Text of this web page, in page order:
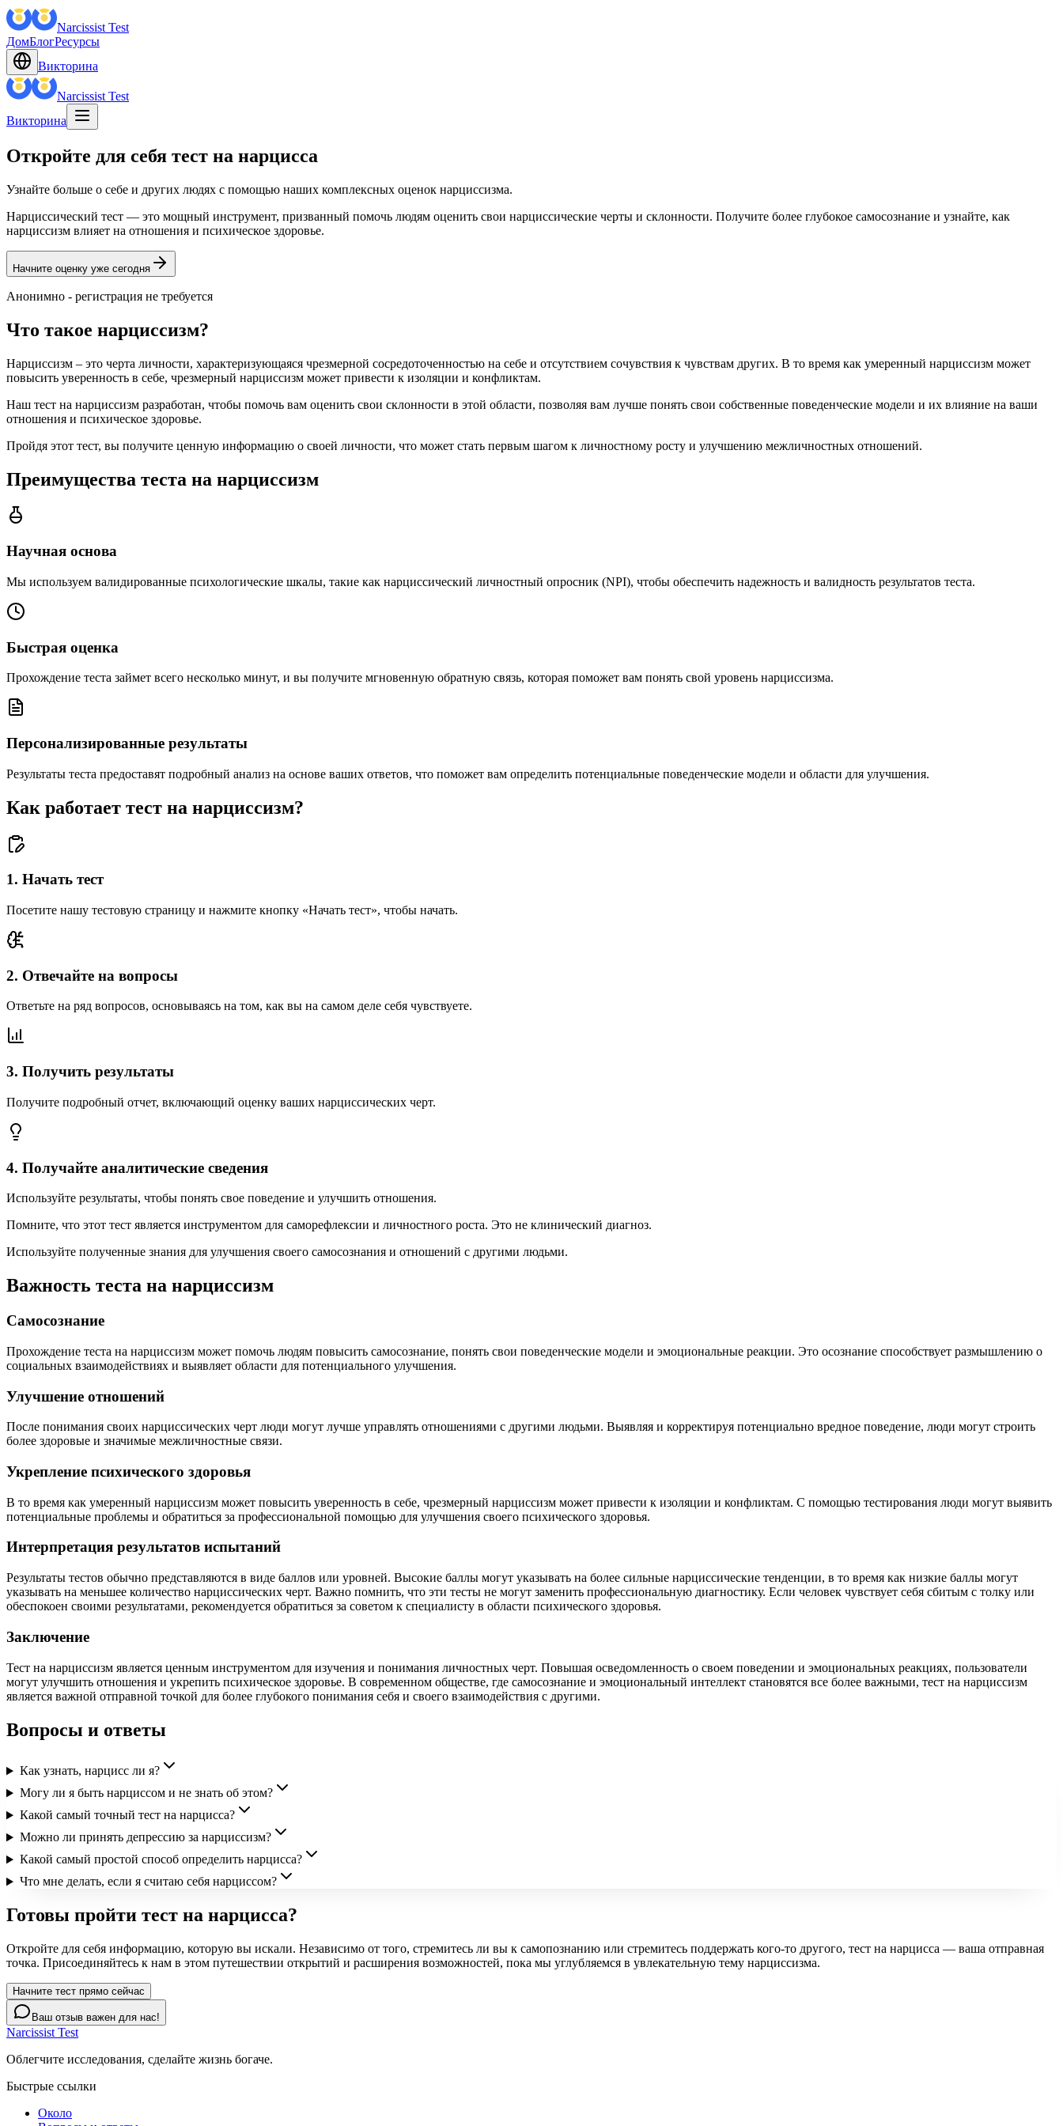
Narcissist Test
ДомБлогРесурсы
Викторина
Narcissist Test
Викторина
Откройте для себя тест на нарцисса
Узнайте больше о себе и других людях с помощью наших комплексных оценок нарциссизма.
Нарциссический тест — это мощный инструмент, призванный помочь людям оценить свои нарциссические черты и склонности. Получите более глубокое самосознание и узнайте, как
нарциссизм влияет на отношения и психическое здоровье.
Начните оценку уже сегодня
Анонимно - регистрация не требуется
Что такое нарциссизм?
Нарциссизм – это черта личности, характеризующаяся чрезмерной сосредоточенностью на себе и отсутствием сочувствия к чувствам других. В то время как умеренный нарциссизм может
повысить уверенность в себе, чрезмерный нарциссизм может привести к изоляции и конфликтам.
Наш тест на нарциссизм разработан, чтобы помочь вам оценить свои склонности в этой области, позволяя вам лучше понять свои собственные поведенческие модели и их влияние на ваши
отношения и психическое здоровье.
Пройдя этот тест, вы получите ценную информацию о своей личности, что может стать первым шагом к личностному росту и улучшению межличностных отношений.
Преимущества теста на нарциссизм
Научная основа
Мы используем валидированные психологические шкалы, такие как нарциссический личностный опросник (NPI), чтобы обеспечить надежность и валидность результатов теста.
Быстрая оценка
Прохождение теста займет всего несколько минут, и вы получите мгновенную обратную связь, которая поможет вам понять свой уровень нарциссизма.
Персонализированные результаты
Результаты теста предоставят подробный анализ на основе ваших ответов, что поможет вам определить потенциальные поведенческие модели и области для улучшения.
Как работает тест на нарциссизм?
1. Начать тест
Посетите нашу тестовую страницу и нажмите кнопку «Начать тест», чтобы начать.
2. Отвечайте на вопросы
Ответьте на ряд вопросов, основываясь на том, как вы на самом деле себя чувствуете.
3. Получить результаты
Получите подробный отчет, включающий оценку ваших нарциссических черт.
4. Получайте аналитические сведения
Используйте результаты, чтобы понять свое поведение и улучшить отношения.
Помните, что этот тест является инструментом для саморефлексии и личностного роста. Это не клинический диагноз.
Используйте полученные знания для улучшения своего самосознания и отношений с другими людьми.
Важность теста на нарциссизм
Самосознание
Прохождение теста на нарциссизм может помочь людям повысить самосознание, понять свои поведенческие модели и эмоциональные реакции. Это осознание способствует размышлению о
социальных взаимодействиях и выявляет области для потенциального улучшения.
Улучшение отношений
После понимания своих нарциссических черт люди могут лучше управлять отношениями с другими людьми. Выявляя и корректируя потенциально вредное поведение, люди могут строить
более здоровые и значимые межличностные связи.
Укрепление психического здоровья
В то время как умеренный нарциссизм может повысить уверенность в себе, чрезмерный нарциссизм может привести к изоляции и конфликтам. С помощью тестирования люди могут выявить
потенциальные проблемы и обратиться за профессиональной помощью для улучшения своего психического здоровья.
Интерпретация результатов испытаний
Результаты тестов обычно представляются в виде баллов или уровней. Высокие баллы могут указывать на более сильные нарциссические тенденции, в то время как низкие баллы могут
указывать на меньшее количество нарциссических черт. Важно помнить, что эти тесты не могут заменить профессиональную диагностику. Если человек чувствует себя сбитым с толку или
обеспокоен своими результатами, рекомендуется обратиться за советом к специалисту в области психического здоровья.
Заключение
Тест на нарциссизм является ценным инструментом для изучения и понимания личностных черт. Повышая осведомленность о своем поведении и эмоциональных реакциях, пользователи
могут улучшить отношения и укрепить психическое здоровье. В современном обществе, где самосознание и эмоциональный интеллект становятся все более важными, тест на нарциссизм
является важной отправной точкой для более глубокого понимания себя и своего взаимодействия с другими.
Вопросы и ответы
Как узнать, нарцисс ли я?
Могу ли я быть нарциссом и не знать об этом?
Какой самый точный тест на нарцисса?
Можно ли принять депрессию за нарциссизм?
Какой самый простой способ определить нарцисса?
Что мне делать, если я считаю себя нарциссом?
Готовы пройти тест на нарцисса?
Откройте для себя информацию, которую вы искали. Независимо от того, стремитесь ли вы к самопознанию или стремитесь поддержать кого-то другого, тест на нарцисса — ваша отправная
точка. Присоединяйтесь к нам в этом путешествии открытий и расширения возможностей, пока мы углубляемся в увлекательную тему нарциссизма.
Начните тест прямо сейчас
Ваш отзыв важен для нас!
Narcissist Test
Облегчите исследования, сделайте жизнь богаче.
Быстрые ссылки
Около